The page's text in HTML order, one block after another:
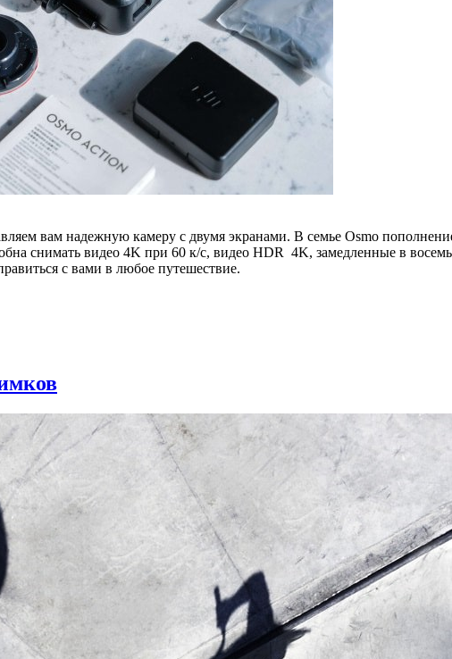
вам надежную камеру с двумя экранами. В семье Osmo
снимать видео 4K при 60 к/c, видео HDR 4K, замедленные в
с вами в любое путешествие.